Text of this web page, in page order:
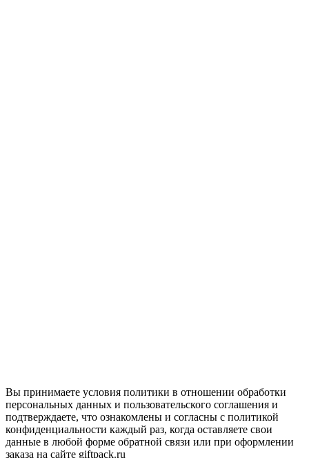
Вы принимаете условия политики в отношении обработки
персональных данных и пользовательского соглашения и
подтверждаете, что ознакомлены и согласны с политикой
конфиденциальности каждый раз, когда оставляете свои
данные в любой форме обратной связи или при оформлении
заказа на сайте giftpack.ru